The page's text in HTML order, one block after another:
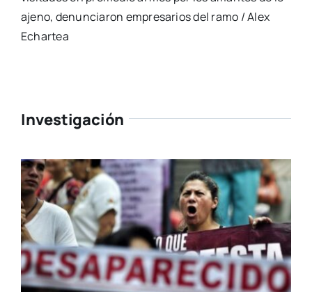
ajeno, denunciaron empresarios del ramo / Alex
Echartea
Investigación